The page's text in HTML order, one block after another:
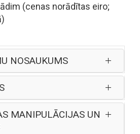
(cenas norādītas eiro;
NOSAUKUMS
MANIPULĀCIJAS UN